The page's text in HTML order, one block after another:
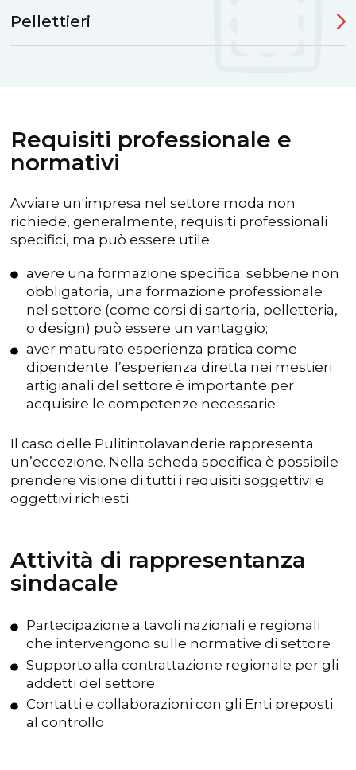
Pellettieri
Requisiti professionale e
normativi
Avviare un'impresa nel settore moda non
richiede, generalmente, requisiti professionali
specifici, ma può essere utile:
avere una formazione specifica: sebbene non
obbligatoria, una formazione professionale
nel settore (come corsi di sartoria, pelletteria,
o design) può essere un vantaggio;
aver maturato esperienza pratica come
dipendente: l’esperienza diretta nei mestieri
artigianali del settore è importante per
acquisire le competenze necessarie.
Il caso delle Pulitintolavanderie rappresenta
un’eccezione. Nella scheda specifica è possibile
prendere visione di tutti i requisiti soggettivi e
oggettivi richiesti.
Attività di rappresentanza
sindacale
Partecipazione a tavoli nazionali e regionali
che intervengono sulle normative di settore
Supporto alla contrattazione regionale per gli
addetti del settore
Contatti e collaborazioni con gli Enti preposti
al controllo